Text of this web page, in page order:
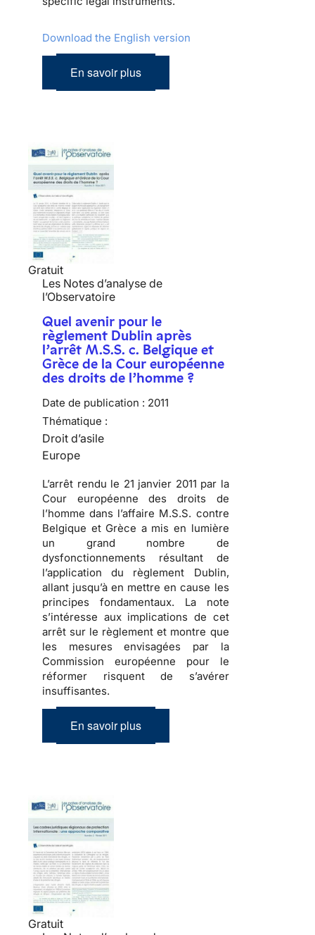
Download the English version
En savoir plus
Gratuit
Les Notes d’analyse de
l’Observatoire
Quel avenir pour le
règlement Dublin après
l’arrêt M.S.S. c. Belgique et
Grèce de la Cour européenne
des droits de l’homme ?
Date de publication : 2011
Thématique :
Droit d’asile
Europe
L’arrêt rendu le 21 janvier 2011 par la
Cour européenne des droits de
l’homme dans l’affaire M.S.S. contre
Belgique et Grèce a mis en lumière
un grand nombre de
dysfonctionnements résultant de
l’application du règlement Dublin,
allant jusqu’à en mettre en cause les
principes fondamentaux. La note
s’intéresse aux implications de cet
arrêt sur le règlement et montre que
les mesures envisagées par la
Commission européenne pour le
réformer risquent de s’avérer
insuffisantes.
En savoir plus
Gratuit